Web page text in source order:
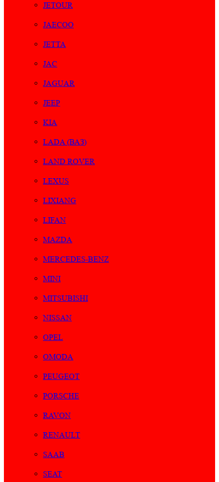
JETOUR
JAECOO
JETTA
JAC
JAGUAR
JEEP
KIA
LADA (ВАЗ)
LAND ROVER
LEXUS
LIXIANG
LIFAN
MAZDA
MERCEDES-BENZ
MINI
MITSUBISHI
NISSAN
OPEL
OMODA
PEUGEOT
PORSCHE
RAVON
RENAULT
SAAB
SEAT